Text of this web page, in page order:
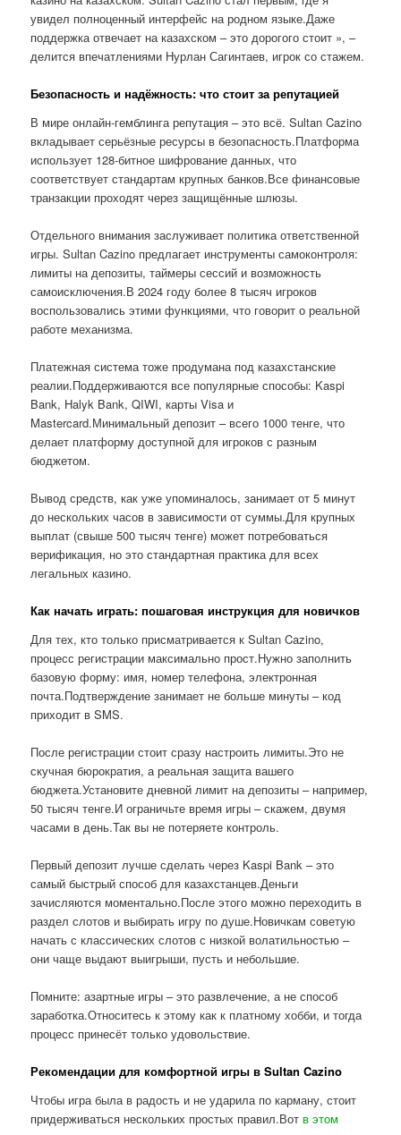
увидел полноценный интерфейс на родном языке.Даже
поддержка отвечает на казахском – это дорогого стоит », –
делится впечатлениями Нурлан Сагинтаев, игрок со стажем.
Безопасность и надёжность: что стоит за репутацией
В мире онлайн-гемблинга репутация – это всё. Sultan Cazino
вкладывает серьёзные ресурсы в безопасность.Платформа
использует 128-битное шифрование данных, что
соответствует стандартам крупных банков.Все финансовые
транзакции проходят через защищённые шлюзы.
Отдельного внимания заслуживает политика ответственной
игры. Sultan Cazino предлагает инструменты самоконтроля:
лимиты на депозиты, таймеры сессий и возможность
самоисключения.В 2024 году более 8 тысяч игроков
воспользовались этими функциями, что говорит о реальной
работе механизма.
Платежная система тоже продумана под казахстанские
реалии.Поддерживаются все популярные способы: Kaspi
Bank, Halyk Bank, QIWI, карты Visa и
Mastercard.Минимальный депозит – всего 1000 тенге, что
делает платформу доступной для игроков с разным
бюджетом.
Вывод средств, как уже упоминалось, занимает от 5 минут
до нескольких часов в зависимости от суммы.Для крупных
выплат (свыше 500 тысяч тенге) может потребоваться
верификация, но это стандартная практика для всех
легальных казино.
Как начать играть: пошаговая инструкция для новичков
Для тех, кто только присматривается к Sultan Cazino,
процесс регистрации максимально прост.Нужно заполнить
базовую форму: имя, номер телефона, электронная
почта.Подтверждение занимает не больше минуты – код
приходит в SMS.
После регистрации стоит сразу настроить лимиты.Это не
скучная бюрократия, а реальная защита вашего
бюджета.Установите дневной лимит на депозиты – например,
50 тысяч тенге.И ограничьте время игры – скажем, двумя
часами в день.Так вы не потеряете контроль.
Первый депозит лучше сделать через Kaspi Bank – это
самый быстрый способ для казахстанцев.Деньги
зачисляются моментально.После этого можно переходить в
раздел слотов и выбирать игру по душе.Новичкам советую
начать с классических слотов с низкой волатильностью –
они чаще выдают выигрыши, пусть и небольшие.
Помните: азартные игры – это развлечение, а не способ
заработка.Относитесь к этому как к платному хобби, и тогда
процесс принесёт только удовольствие.
Рекомендации для комфортной игры в Sultan Cazino
Чтобы игра была в радость и не ударила по карману, стоит
придерживаться нескольких простых правил.Вотв этом